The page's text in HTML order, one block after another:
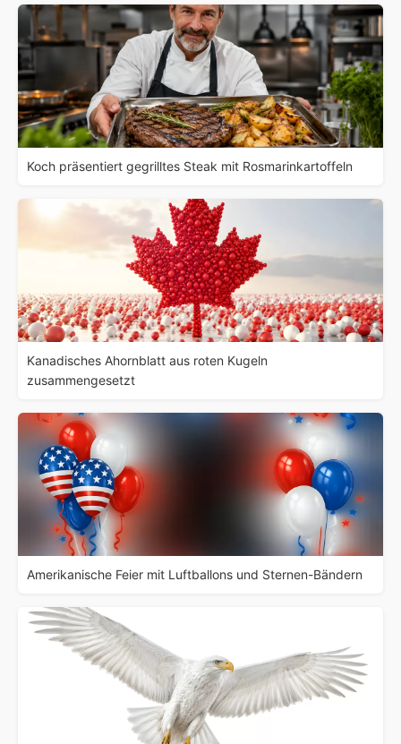
Koch präsentiert gegrilltes Steak mit Rosmarinkartoffeln
Kanadisches Ahornblatt aus roten Kugeln
zusammengesetzt
Amerikanische Feier mit Luftballons und Sternen-Bändern